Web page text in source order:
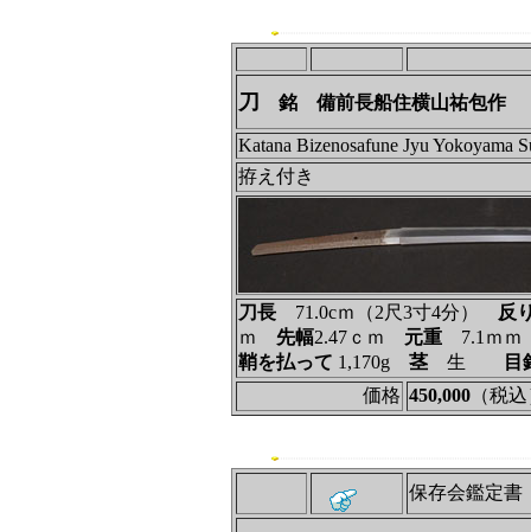
刀 銘 備前長船住横山祐包作
Katana Bizenosafune Jyu Yokoyama
拵え付き
刀長71.0cｍ（2尺3寸4分）
反
ｍ 先幅2.47ｃｍ 元重7.1ｍ
鞘を払って 1,170g 茎生
目
価格 450,000（税込
保存会鑑定書